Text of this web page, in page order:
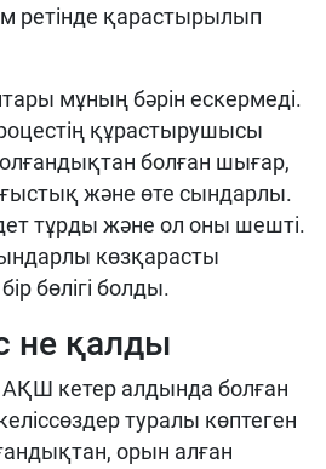
ретінде қарастырылып
мұның бәрін ескермеді.
құрастырушысы
болған шығар,
және өте сындарлы.
тұрды және ол оны шешті.
көзқарасты
бөлігі болды.
не қалды
кетер алдында болған
туралы көптеген
орын алған